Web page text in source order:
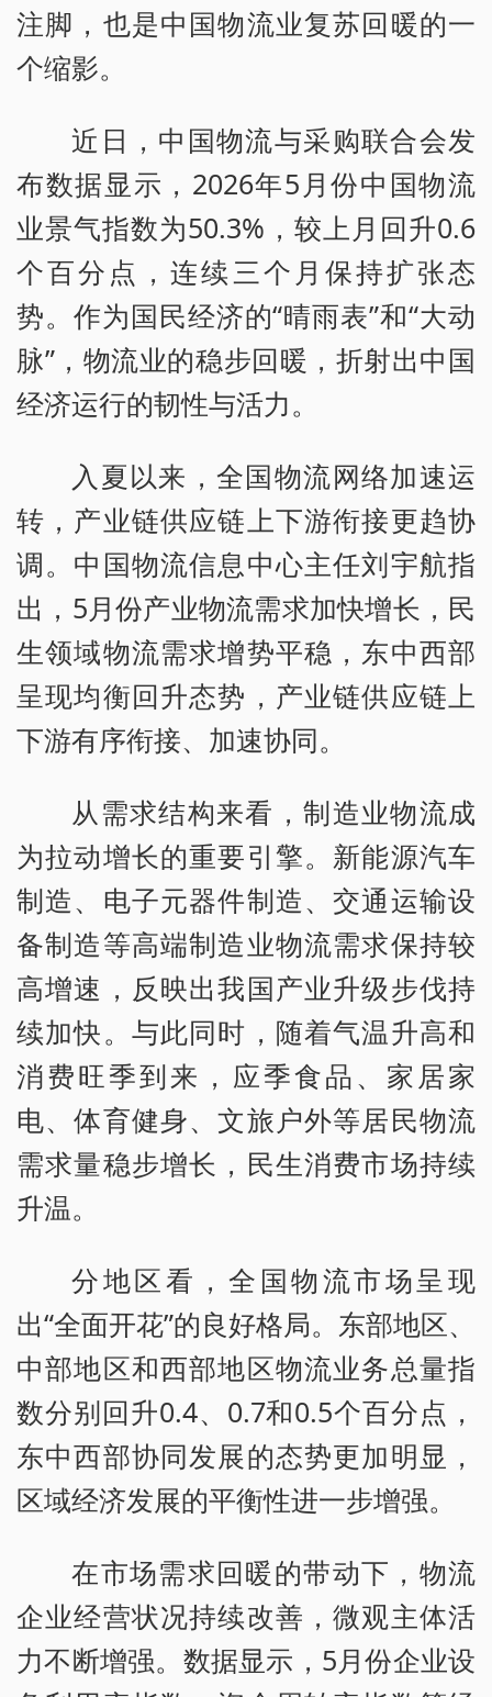
注脚，也是中国物流业复苏回暖的一
个缩影。
近日，中国物流与采购联合会发
布数据显示，2026年5月份中国物流
业景气指数为50.3%，较上月回升0.6
个百分点，连续三个月保持扩张态
势。作为国民经济的“晴雨表”和“大动
脉”，物流业的稳步回暖，折射出中国
经济运行的韧性与活力。
入夏以来，全国物流网络加速运
转，产业链供应链上下游衔接更趋协
调。中国物流信息中心主任刘宇航指
出，5月份产业物流需求加快增长，民
生领域物流需求增势平稳，东中西部
呈现均衡回升态势，产业链供应链上
下游有序衔接、加速协同。
从需求结构来看，制造业物流成
为拉动增长的重要引擎。新能源汽车
制造、电子元器件制造、交通运输设
备制造等高端制造业物流需求保持较
高增速，反映出我国产业升级步伐持
续加快。与此同时，随着气温升高和
消费旺季到来，应季食品、家居家
电、体育健身、文旅户外等居民物流
需求量稳步增长，民生消费市场持续
升温。
分地区看，全国物流市场呈现
出“全面开花”的良好格局。东部地区、
中部地区和西部地区物流业务总量指
数分别回升0.4、0.7和0.5个百分点，
东中西部协同发展的态势更加明显，
区域经济发展的平衡性进一步增强。
在市场需求回暖的带动下，物流
企业经营状况持续改善，微观主体活
力不断增强。数据显示，5月份企业设